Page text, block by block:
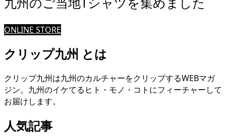
ONLINE STORE
クリップ九州 とは
クリップ九州は九州のカルチャーをクリップするWEBマガ
ジン。九州のイケてるヒト・モノ・コトにフィーチャーして
お届けします。
人気記事